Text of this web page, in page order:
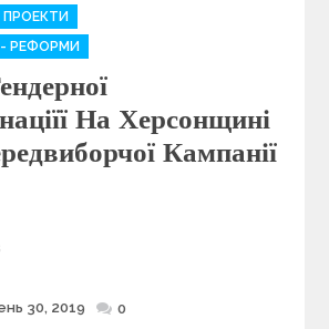
ПРОЕКТИ
- РЕФОРМИ
На Херсонщині
Кампанії
Posted
30, 2019 0